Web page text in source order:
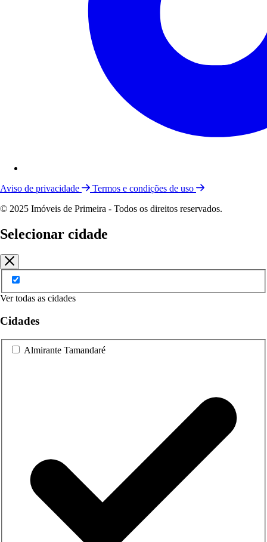
Aviso de privacidade
Termos e condições de uso
© 2025 Imóveis de Primeira - Todos os direitos reservados.
Selecionar cidade
Ver todas as cidades
Cidades
Almirante Tamandaré